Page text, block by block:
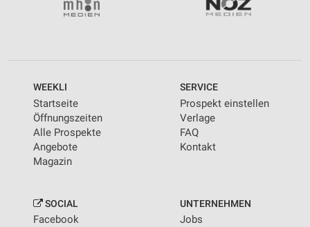
WEEKLI
Startseite
Öffnungszeiten
Alle Prospekte
Angebote
Magazin
SERVICE
Prospekt einstellen
Verlage
FAQ
Kontakt
SOCIAL
Facebook
UNTERNEHMEN
Jobs